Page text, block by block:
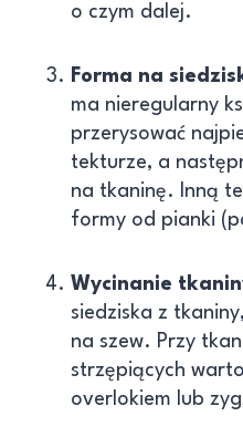
o czym dalej.
Forma na
ma nieregularny
przerysować
tekturze, a
na tkaninę. Inną
formy od pianki
Wycinanie
siedziska z
na szew. Przy
strzępiących
overlokiem lub